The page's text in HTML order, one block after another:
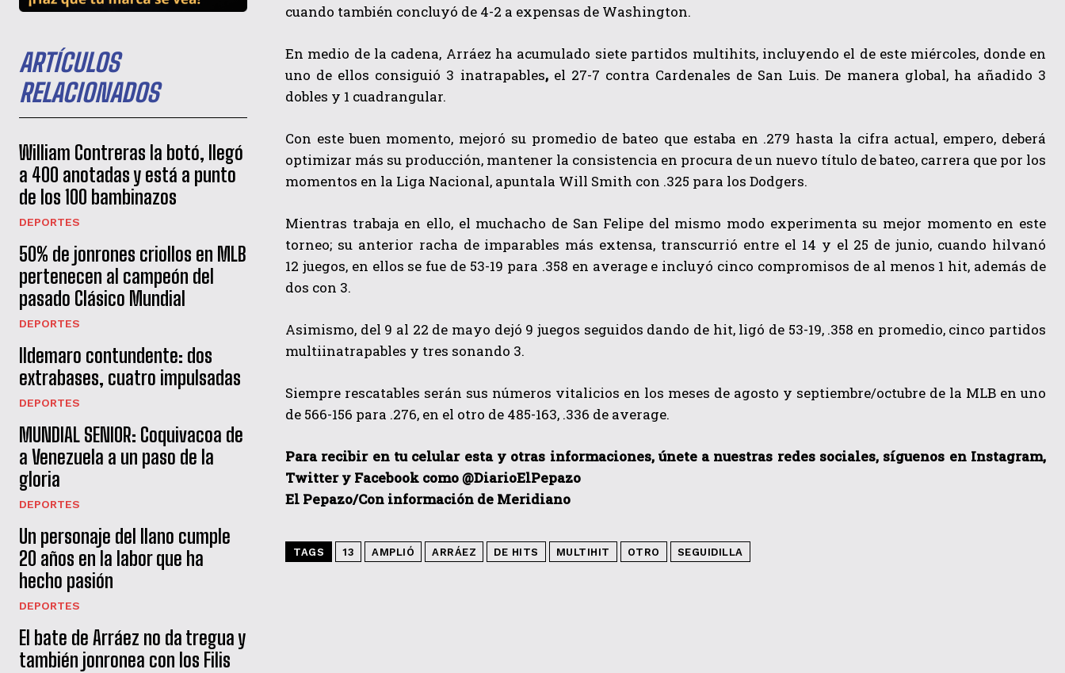
He leído y acepto las Política de privacidad
ARTÍCULOS
RELACIONADOS
William Contreras la botó, llegó
a 400 anotadas y está a punto
de los 100 bambinazos
DEPORTES
50% de jonrones criollos en MLB
pertenecen al campeón del
pasado Clásico Mundial
DEPORTES
Ildemaro contundente: dos
extrabases, cuatro impulsadas
DEPORTES
MUNDIAL SENIOR: Coquivacoa de
a Venezuela a un paso de la
gloria
DEPORTES
Un personaje del llano cumple
20 años en la labor que ha
hecho pasión
DEPORTES
El bate de Arráez no da tregua y
también jonronea con los Filis
cuando también concluyó de 4-2 a expensas de Washington.
En medio de la cadena, Arráez ha acumulado siete partidos multihits, incluyendo el de este miércoles, donde en
uno de ellos consiguió 3 inatrapables, el 27-7 contra Cardenales de San Luis. De manera global, ha añadido 3
dobles y 1 cuadrangular.
Con este buen momento, mejoró su promedio de bateo que estaba en .279 hasta la cifra actual, empero, deberá
optimizar más su producción, mantener la consistencia en procura de un nuevo título de bateo, carrera que por los
momentos en la Liga Nacional, apuntala Will Smith con .325 para los Dodgers.
Mientras trabaja en ello, el muchacho de San Felipe del mismo modo experimenta su mejor momento en este
torneo; su anterior racha de imparables más extensa, transcurrió entre el 14 y el 25 de junio, cuando hilvanó
12 juegos, en ellos se fue de 53-19 para .358 en average e incluyó cinco compromisos de al menos 1 hit, además de
dos con 3.
Asimismo, del 9 al 22 de mayo dejó 9 juegos seguidos dando de hit, ligó de 53-19, .358 en promedio, cinco partidos
multiinatrapables y tres sonando 3.
Siempre rescatables serán sus números vitalicios en los meses de agosto y septiembre/octubre de la MLB en uno
de 566-156 para .276, en el otro de 485-163, .336 de average.
Para recibir en tu celular esta y otras informaciones, únete a nuestras redes sociales, síguenos en Instagram,
Twitter y Facebook como @DiarioElPepazo
El Pepazo/Con información de Meridiano
TAGS 13 AMPLIÓ ARRÁEZ DE HITS MULTIHIT OTRO SEGUIDILLA